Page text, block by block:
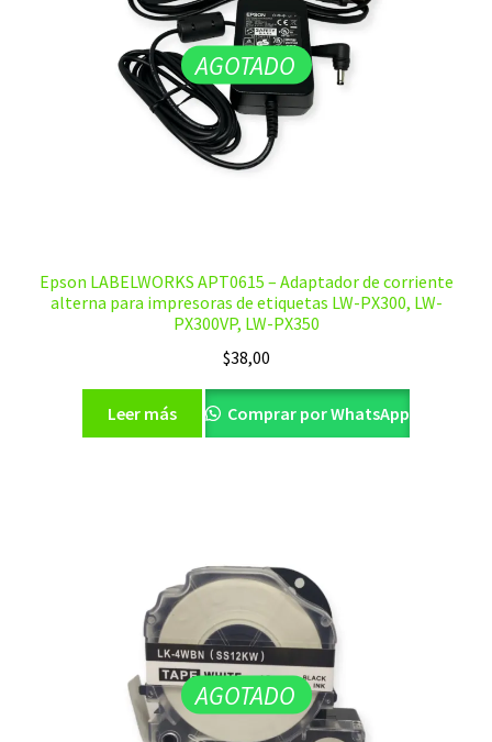
AGOTADO
Epson LABELWORKS APT0615 – Adaptador de corriente
alterna para impresoras de etiquetas LW-PX300, LW-
PX300VP, LW-PX350
$38,00
Leer más Comprar por WhatsApp
AGOTADO